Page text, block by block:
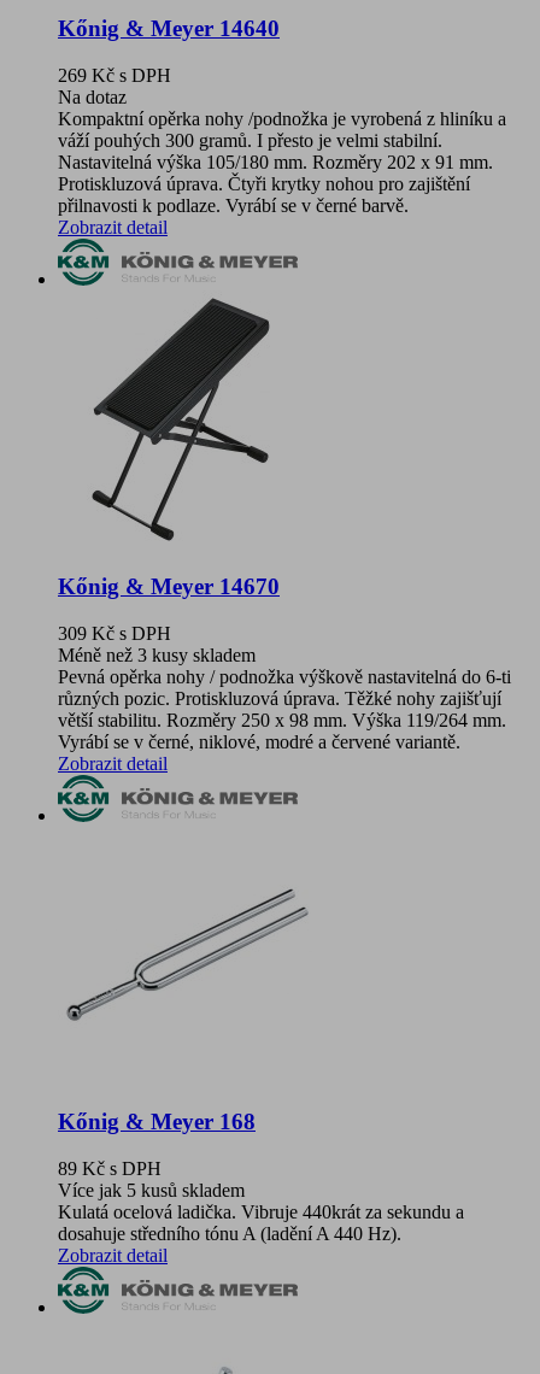
Kőnig & Meyer 14640
269 Kč s DPH
Na dotaz
Kompaktní opěrka nohy /podnožka je vyrobená z hliníku a
váží pouhých 300 gramů. I přesto je velmi stabilní.
Nastavitelná výška 105/180 mm. Rozměry 202 x 91 mm.
Protiskluzová úprava. Čtyři krytky nohou pro zajištění
přilnavosti k podlaze. Vyrábí se v černé barvě.
Zobrazit detail
Kőnig & Meyer 14670
309 Kč s DPH
Méně než 3 kusy skladem
Pevná opěrka nohy / podnožka výškově nastavitelná do 6-ti
různých pozic. Protiskluzová úprava. Těžké nohy zajišťují
větší stabilitu. Rozměry 250 x 98 mm. Výška 119/264 mm.
Vyrábí se v černé, niklové, modré a červené variantě.
Zobrazit detail
Kőnig & Meyer 168
89 Kč s DPH
Více jak 5 kusů skladem
Kulatá ocelová ladička. Vibruje 440krát za sekundu a
dosahuje středního tónu A (ladění A 440 Hz).
Zobrazit detail